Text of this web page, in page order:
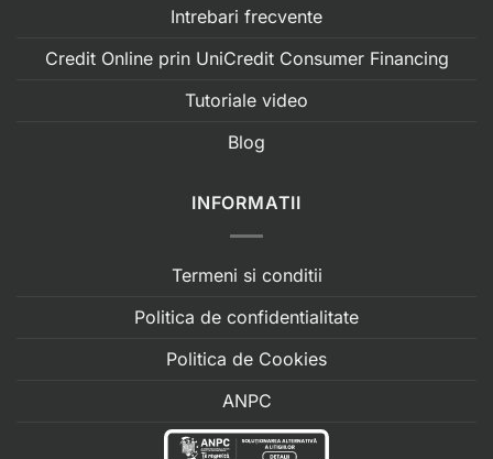
Intrebari frecvente
Credit Online prin UniCredit Consumer Financing
Tutoriale video
Blog
INFORMATII
Termeni si conditii
Politica de confidentialitate
Politica de Cookies
ANPC